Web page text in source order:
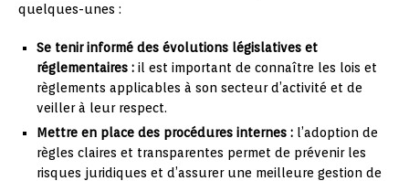
quelques-unes :
Se tenir informé des évolutions législatives et
réglementaires : il est important de connaître les lois et
règlements applicables à son secteur d’activité et de
veiller à leur respect.
Mettre en place des procédures internes : l’adoption de
règles claires et transparentes permet de prévenir les
risques juridiques et d’assurer une meilleure gestion de